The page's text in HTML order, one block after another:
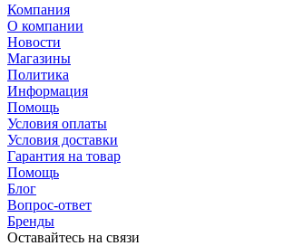
Компания
О компании
Новости
Магазины
Политика
Информация
Помощь
Условия оплаты
Условия доставки
Гарантия на товар
Помощь
Блог
Вопрос-ответ
Бренды
Оставайтесь на связи